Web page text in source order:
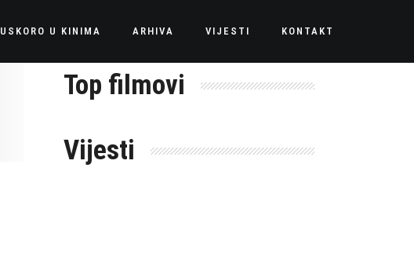
USKORO U KINIMA ARHIVA VIJESTI KONTAKT
Top filmovi
Vijesti